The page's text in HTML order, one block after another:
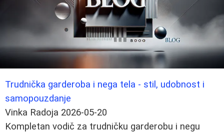
Trudnička garderoba i nega tela - stil, udobnost i
samopouzdanje
Vinka Radoja 2026-05-20
Kompletan vodič za trudničku garderobu i negu